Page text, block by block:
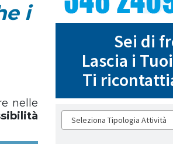
i
nelle
Sei di
Lascia i
Ti